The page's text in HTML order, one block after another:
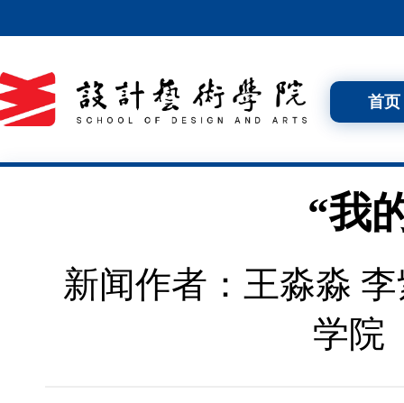
首页
“我
新闻作者：王淼淼
学院